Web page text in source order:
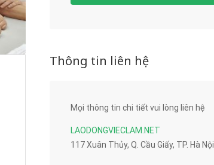
Thông tin liên hệ
Mọi thông tin chi tiết vui lòng liên hệ
LAODONGVIECLAM.NET
117 Xuân Thủy, Q. Cầu Giấy, TP. Hà Nội